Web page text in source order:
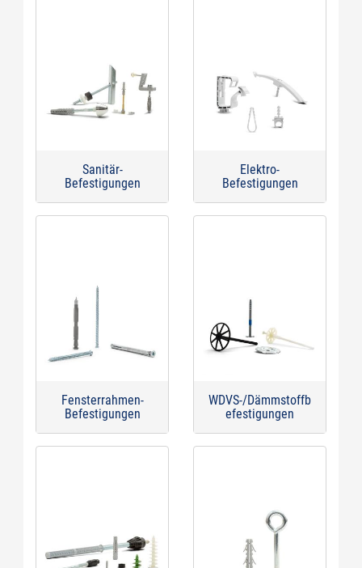
Sanitär-
Befestigungen
Elektro-
Befestigungen
Fensterrahmen-
Befestigungen
WDVS-/Dämmstoffb
efestigungen